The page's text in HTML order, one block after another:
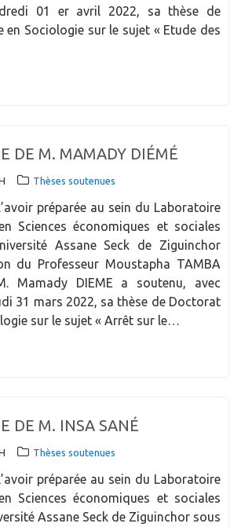
01 er avril 2022, sa thèse de
en Sociologie sur le sujet « Etude des
DE M. MAMADY DIÉMÉ
Thèses soutenues
préparée au sein du Laboratoire
Sciences économiques et sociales
Assane Seck de Ziguinchor
du Professeur Moustapha TAMBA
Mamady DIEME a soutenu, avec
31 mars 2022, sa thèse de Doctorat
sur le sujet « Arrêt sur le…
DE M. INSA SANÉ
Thèses soutenues
préparée au sein du Laboratoire
Sciences économiques et sociales
Assane Seck de Ziguinchor sous